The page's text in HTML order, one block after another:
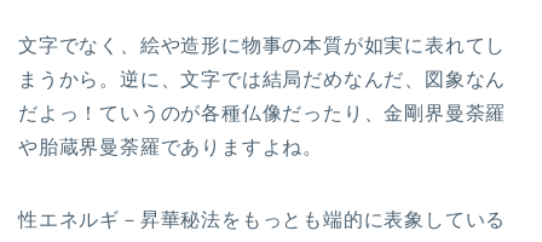
文字でなく、絵や造形に物事の本質が如実に表れてし
まうから。逆に、文字では結局だめなんだ、図象なん
だよっ！ていうのが各種仏像だったり、金剛界曼荼羅
や胎蔵界曼荼羅でありますよね。
性エネルギ－昇華秘法をもっとも端的に表象している